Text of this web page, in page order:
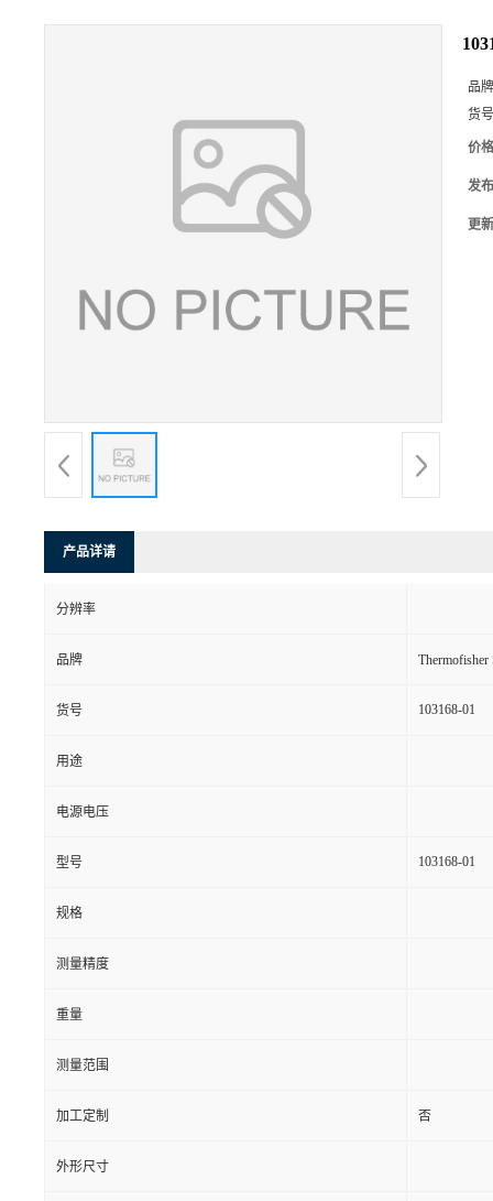
品
货
价
发
更
产品详请
分辨率
品牌
货号 103168-01
用途
电源电压
型号 103168-01
规格
测量精度
重量
测量范围
加工定制 否
外形尺寸